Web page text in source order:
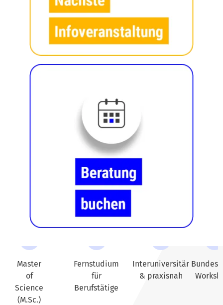
Master
of
Science
(M.Sc.)
Fernstudium
für
Berufstätige
Interuniversitär
& praxisnah